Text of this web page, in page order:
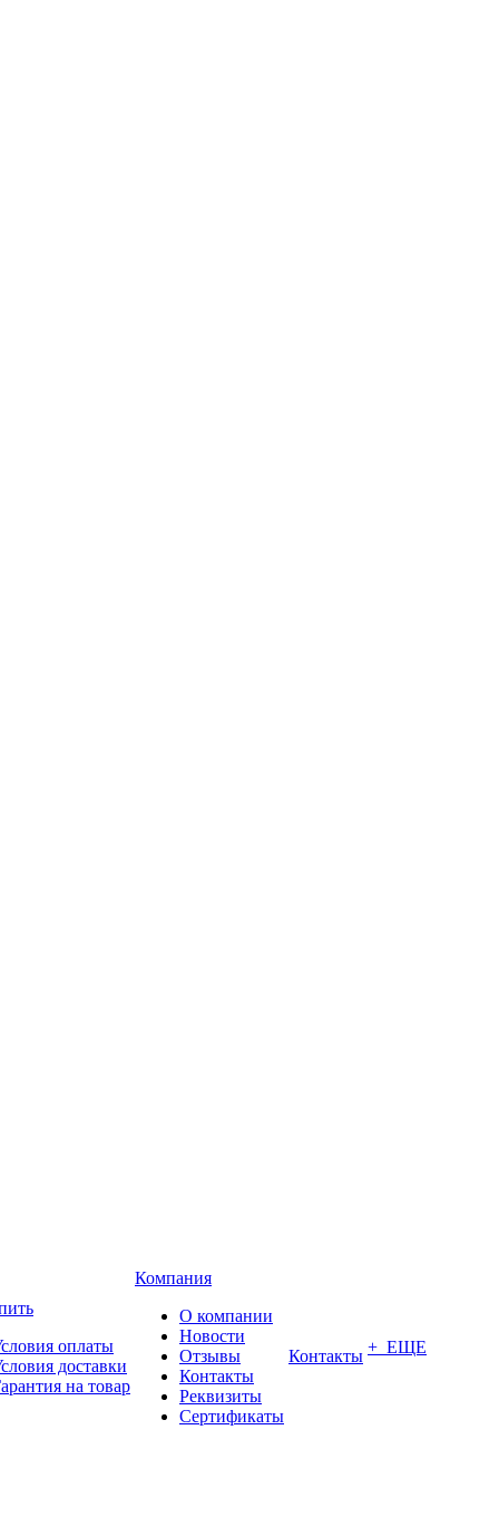
оплаты
доставки
на товар
Компания
О компании
Новости
Отзывы
Контакты
Реквизиты
Сертификаты
Контакты + ЕЩЕ